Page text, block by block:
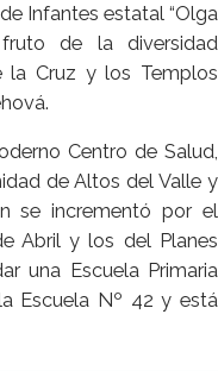
Infantes estatal “Olga
fruto de la diversidad
la Cruz y los Templos
Centro de Salud,
de Altos del Valle y
se incrementó por el
Abril y los del Planes
una Escuela Primaria
Escuela Nº 42 y está